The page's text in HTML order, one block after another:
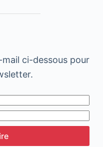
ci-dessous pour